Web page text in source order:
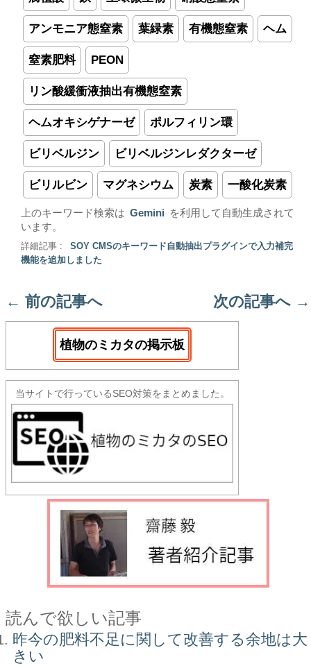
アンモニア態窒素 葉緑素 有機態窒素 ヘム
窒素肥料 PEON
リン酸緩衝液抽出有機態窒素
ヘムオキシゲナーゼ ポルフィリン環
ビリベルジン ビリベルジンレダクターゼ
ビリルビン マグネシウム 炭素 一酸化炭素
上のキーワード検索は Gemini
を利用して自動生成されて
います。
詳細記事 :
SOY CMSのキーワード自動抽出プラグインで入力補完
機能を追加しました
← 前の記事へ 次の記事へ →
植物のミカタの掲示板
当サイトで行っているSEO対策をまとめました。
読んで欲しい記事
昨今の肥料不足に関して改善する余地は大
きい